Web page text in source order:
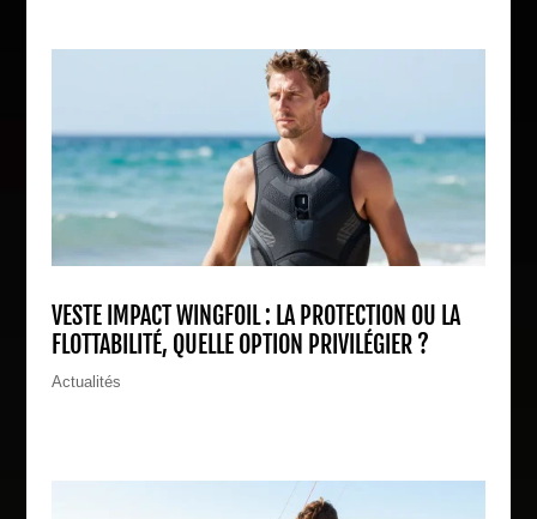
VESTE IMPACT WINGFOIL : LA PROTECTION OU LA
FLOTTABILITÉ, QUELLE OPTION PRIVILÉGIER ?
Actualités